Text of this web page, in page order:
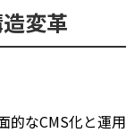
変革
的なCMS化と運用